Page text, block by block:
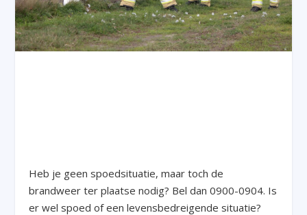
Heb je geen spoedsituatie, maar toch de
brandweer ter plaatse nodig? Bel dan 0900-0904. Is
er wel spoed of een levensbedreigende situatie?